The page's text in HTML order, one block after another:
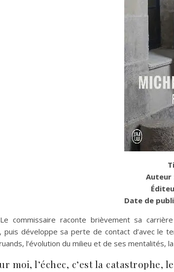
Auteur
Date de
Le commissaire raconte brièvement sa
puis développe sa perte de contact d’avec le
l’évolution du milieu et de ses mentalités,
moi, l’échec, c’est la catastrophe,